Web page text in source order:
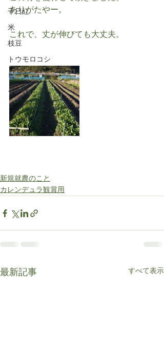
千日紅
米
枝豆
トウモロコシ
ビーツ
その他
ありがたやー。
これで、丈が伸びても大丈夫。
新規就農のこと
カレンデュラ観賞用
最新記事 すべて表示